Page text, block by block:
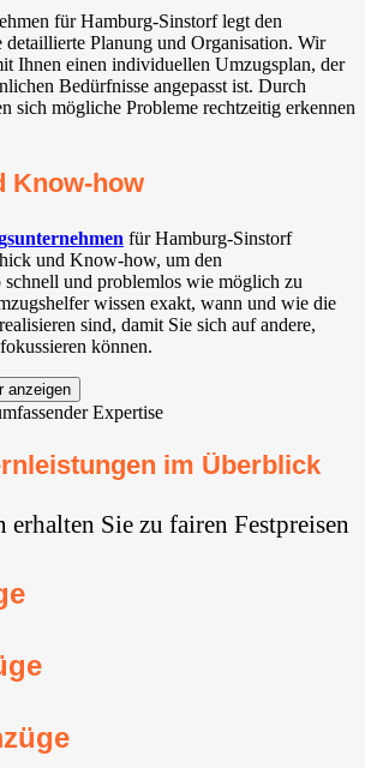
für Hamburg-Sinstorf legt den
detaillierte Planung und Organisation. Wir
Ihnen einen individuellen Umzugsplan, der
Bedürfnisse angepasst ist. Durch
sich mögliche Probleme rechtzeitig erkennen
Know-how
für Hamburg-Sinstorf
und Know-how, um den
schnell und problemlos wie möglich zu
wissen exakt, wann und wie die
sind, damit Sie sich auf andere,
können.
anzeigen
im Überblick
Sie zu fairen Festpreisen